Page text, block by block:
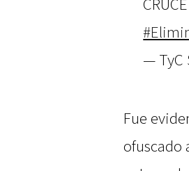
— TyC
Fue
ofuscado